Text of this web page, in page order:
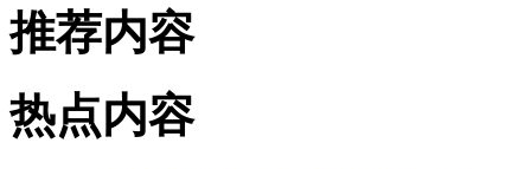
推荐内容
热点内容